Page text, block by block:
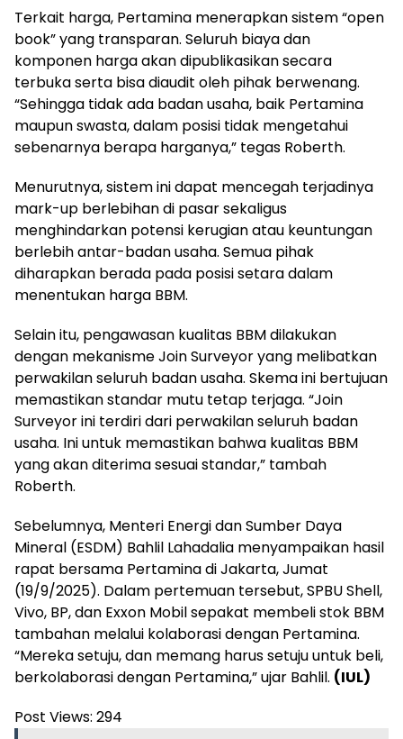
Terkait harga, Pertamina menerapkan sistem “open
book” yang transparan. Seluruh biaya dan
komponen harga akan dipublikasikan secara
terbuka serta bisa diaudit oleh pihak berwenang.
“Sehingga tidak ada badan usaha, baik Pertamina
maupun swasta, dalam posisi tidak mengetahui
sebenarnya berapa harganya,” tegas Roberth.
Menurutnya, sistem ini dapat mencegah terjadinya
mark-up berlebihan di pasar sekaligus
menghindarkan potensi kerugian atau keuntungan
berlebih antar-badan usaha. Semua pihak
diharapkan berada pada posisi setara dalam
menentukan harga BBM.
Selain itu, pengawasan kualitas BBM dilakukan
dengan mekanisme Join Surveyor yang melibatkan
perwakilan seluruh badan usaha. Skema ini bertujuan
memastikan standar mutu tetap terjaga. “Join
Surveyor ini terdiri dari perwakilan seluruh badan
usaha. Ini untuk memastikan bahwa kualitas BBM
yang akan diterima sesuai standar,” tambah
Roberth.
Sebelumnya, Menteri Energi dan Sumber Daya
Mineral (ESDM) Bahlil Lahadalia menyampaikan hasil
rapat bersama Pertamina di Jakarta, Jumat
(19/9/2025). Dalam pertemuan tersebut, SPBU Shell,
Vivo, BP, dan Exxon Mobil sepakat membeli stok BBM
tambahan melalui kolaborasi dengan Pertamina.
“Mereka setuju, dan memang harus setuju untuk beli,
berkolaborasi dengan Pertamina,” ujar Bahlil. (IUL)
Post Views: 294